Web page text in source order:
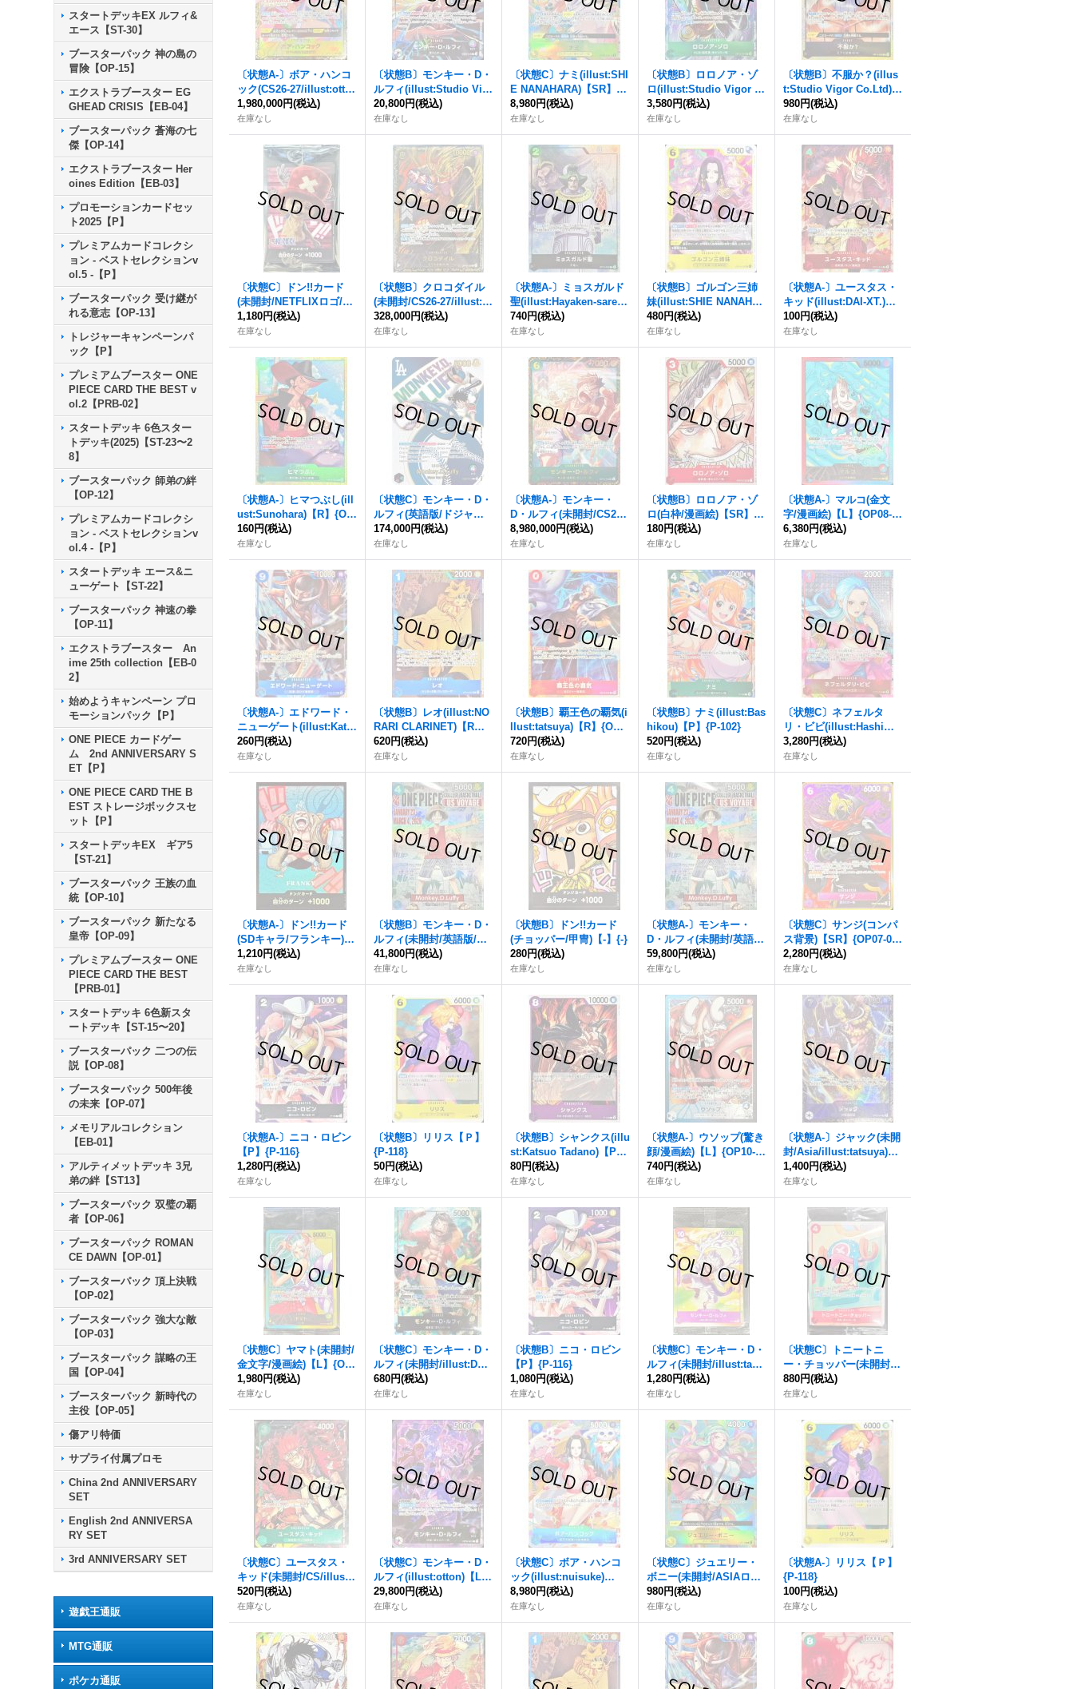
スタートデッキEX ルフィ&
エース【ST-30】
ブースターパック 神の島の
冒険【OP-15】
エクストラブースター EG
GHEAD CRISIS【EB-04】
ブースターパック 蒼海の七
傑【OP-14】
エクストラブースター Her
oines Edition【EB-03】
プロモーションカードセッ
ト2025【P】
プレミアムカードコレクシ
ョン - ベストセレクションv
ol.5 -【P】
ブースターパック 受け継が
れる意志【OP-13】
トレジャーキャンペーンパ
ック【P】
プレミアムブースター ONE
PIECE CARD THE BEST v
ol.2【PRB-02】
スタートデッキ 6色スター
トデッキ(2025)【ST-23〜2
8】
ブースターパック 師弟の絆
【OP-12】
プレミアムカードコレクシ
ョン - ベストセレクションv
ol.4 -【P】
スタートデッキ エース&ニ
ューゲート【ST-22】
ブースターパック 神速の拳
【OP-11】
エクストラブースター An
ime 25th collection【EB-0
2】
始めようキャンペーン プロ
モーションパック【P】
ONE PIECE カードゲー
ム 2nd ANNIVERSARY S
ET【P】
ONE PIECE CARD THE B
EST ストレージボックスセ
ット【P】
スタートデッキEX ギア5
【ST-21】
ブースターパック 王族の血
統【OP-10】
ブースターパック 新たなる
皇帝【OP-09】
プレミアムブースター ONE
PIECE CARD THE BEST
【PRB-01】
スタートデッキ 6色新スタ
ートデッキ【ST-15〜20】
ブースターパック 二つの伝
説【OP-08】
ブースターパック 500年後
の未来【OP-07】
メモリアルコレクション
【EB-01】
アルティメットデッキ 3兄
弟の絆【ST13】
ブースターパック 双璧の覇
者【OP-06】
ブースターパック ROMAN
CE DAWN【OP-01】
ブースターパック 頂上決戦
【OP-02】
ブースターパック 強大な敵
【OP-03】
ブースターパック 謀略の王
国【OP-04】
ブースターパック 新時代の
主役【OP-05】
傷アリ特価
サプライ付属プロモ
China 2nd ANNIVERSARY
SET
English 2nd ANNIVERSA
RY SET
3rd ANNIVERSARY SET
遊戯王通販
MTG通販
ポケカ通販
〔状態A-〕ボア・ハンコ
ック(CS26-27/illust:otto
n)【SR】{OP14-112}
1,980,000円(税込)
在庫なし
〔状態B〕モンキー・D・
ルフィ(illust:Studio Vig
or Co.Ltd)【L】{EB02-0
10}
20,800円(税込)
在庫なし
〔状態C〕ナミ(illust:SHI
E NANAHARA)【SR】{O
P08-106}
8,980円(税込)
在庫なし
〔状態B〕ロロノア・ゾ
ロ(illust:Studio Vigor C
o.Ltd)【R】{OP13-037}
3,580円(税込)
在庫なし
〔状態B〕不服か？(illus
t:Studio Vigor Co.Ltd)
【UC】{OP14-099}
980円(税込)
在庫なし
〔状態C〕ドン!!カード
(未開封/NETFLIXロゴ/チ
ョッパー)【-】{-}
1,180円(税込)
在庫なし
〔状態B〕クロコダイル
(未開封/CS26-27/illust:A
kanegumo)【SEC】{OP
14-120}
328,000円(税込)
在庫なし
〔状態A-〕ミョスガルド
聖(illust:Hayaken-saren
a)【C】{OP13-092}
740円(税込)
在庫なし
〔状態B〕ゴルゴン三姉
妹(illust:SHIE NANAHAR
A)【UC】{OP14-105}
480円(税込)
在庫なし
〔状態A-〕ユースタス・
キッド(illust:DAI-XT.)
【R】{OP14-014}
100円(税込)
在庫なし
〔状態A-〕ヒマつぶし(ill
ust:Sunohara)【R】{OP
14-037}
160円(税込)
在庫なし
〔状態C〕モンキー・D・
ルフィ(英語版/ドジャー
ス)【L】{EB02-010}
174,000円(税込)
在庫なし
〔状態A-〕モンキー・
D・ルフィ(未開封/CS25-
26/illust:Makitoshi)【SE
C】{OP13-118}
8,980,000円(税込)
在庫なし
〔状態B〕ロロノア・ゾ
ロ(白枠/漫画絵)【SR】{S
T01-013}
180円(税込)
在庫なし
〔状態A-〕マルコ(金文
字/漫画絵)【L】{OP08-00
2}
6,380円(税込)
在庫なし
〔状態A-〕エドワード・
ニューゲート(illust:Kats
uo Tadano)【C】{ST22-
003}
260円(税込)
在庫なし
〔状態B〕レオ(illust:NO
RARI CLARINET)【R】
{OP10-057}
620円(税込)
在庫なし
〔状態B〕覇王色の覇気(i
llust:tatsuya)【R】{OP1
2-018}
720円(税込)
在庫なし
〔状態B〕ナミ(illust:Bas
hikou)【P】{P-102}
520円(税込)
在庫なし
〔状態C〕ネフェルタ
リ・ビビ(illust:Hashimot
o Q)【R】{OP13-012}
3,280円(税込)
在庫なし
〔状態A-〕ドン!!カード
(SDキャラ/フランキー)
【-】{-}
1,210円(税込)
在庫なし
〔状態B〕モンキー・D・
ルフィ(未開封/英語版/CO
LLEGE BASKETBALL U
S VOYAGE)【P】{P-05
5}
41,800円(税込)
在庫なし
〔状態B〕ドン!!カード
(チョッパー/甲冑)【-】{-}
280円(税込)
在庫なし
〔状態A-〕モンキー・
D・ルフィ(未開封/英語
版/COLLEGE BASKETB
ALL US VOYAGE)【P】
{P-055}
59,800円(税込)
在庫なし
〔状態C〕サンジ(コンパ
ス背景)【SR】{OP07-06
4}
2,280円(税込)
在庫なし
〔状態A-〕ニコ・ロビン
【P】{P-116}
1,280円(税込)
在庫なし
〔状態B〕リリス【Ｐ】
{P-118}
50円(税込)
在庫なし
〔状態B〕シャンクス(illu
st:Katsuo Tadano)【P】
{P-104}
80円(税込)
在庫なし
〔状態A-〕ウソップ(驚き
顔/漫画絵)【L】{OP10-04
2}
740円(税込)
在庫なし
〔状態A-〕ジャック(未開
封/Asia/illust:tatsuya)
【SR】{OP08-084}
1,400円(税込)
在庫なし
〔状態C〕ヤマト(未開封/
金文字/漫画絵)【L】{OP
06-022}
1,980円(税込)
在庫なし
〔状態C〕モンキー・D・
ルフィ(未開封/illust:DAI-
XT.)【L】{ST13-003}
680円(税込)
在庫なし
〔状態B〕ニコ・ロビン
【P】{P-116}
1,080円(税込)
在庫なし
〔状態C〕モンキー・D・
ルフィ(未開封/illust:tasa
ka)【P】{P-041}
1,280円(税込)
在庫なし
〔状態C〕トニートニ
ー・チョッパー(未開封/
プロモーションカードセ
ット2025)【P】{P-101}
880円(税込)
在庫なし
〔状態C〕ユースタス・
キッド(未開封/CS/illust:
Nijihayashi)【P】{P-00
3}
520円(税込)
在庫なし
〔状態C〕モンキー・D・
ルフィ(illust:otton)【L】
{OP09-061}
29,800円(税込)
在庫なし
〔状態C〕ボア・ハンコ
ック(illust:nuisuke)
【P】{P-066}
8,980円(税込)
在庫なし
〔状態C〕ジュエリー・
ボニー(未開封/ASIAロゴ
有/illust:BISAI)【P】{P-
113}
980円(税込)
在庫なし
〔状態A-〕リリス【Ｐ】
{P-118}
100円(税込)
在庫なし